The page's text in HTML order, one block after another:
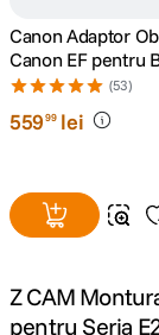
9 dji mic
10. dji osmo
Canon Adaptor
Canon EF pentru
Montura RF (53)
55999 lei
Z CAM
pentru Seria